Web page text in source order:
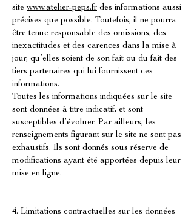
site www.atelier-peps.fr des informations aussi
précises que possible. Toutefois, il ne pourra
être tenue responsable des omissions, des
inexactitudes et des carences dans la mise à
jour, qu’elles soient de son fait ou du fait des
tiers partenaires qui lui fournissent ces
informations.
Toutes les informations indiquées sur le site
sont données à titre indicatif, et sont
susceptibles d’évoluer. Par ailleurs, les
renseignements figurant sur le site ne sont pas
exhaustifs. Ils sont donnés sous réserve de
modifications ayant été apportées depuis leur
mise en ligne.
4. Limitations contractuelles sur les données